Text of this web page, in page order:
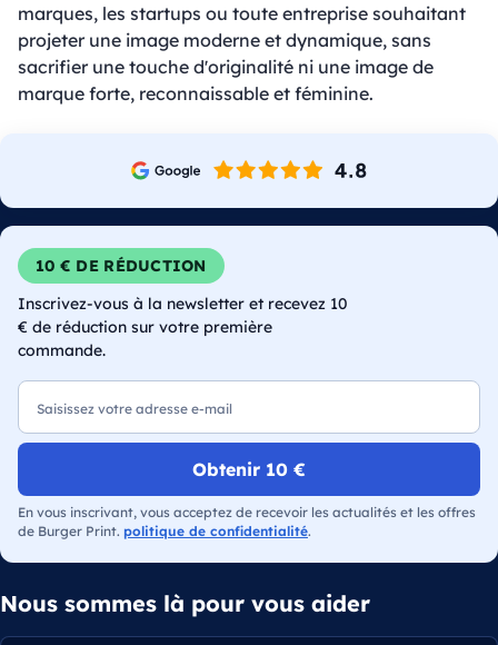
marques, les startups ou toute entreprise souhaitant
projeter une image moderne et dynamique, sans
sacrifier une touche d'originalité ni une image de
marque forte, reconnaissable et féminine.
10 € DE RÉDUCTION
Inscrivez-vous à la newsletter et recevez 10
€ de réduction sur votre première
commande.
E-mail
Obtenir 10 €
En vous inscrivant, vous acceptez de recevoir les actualités et les offres
de Burger Print. politique de confidentialité.
Nous sommes là pour vous aider